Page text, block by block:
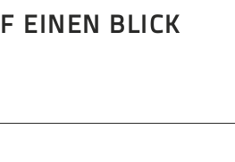
EINEN BLICK